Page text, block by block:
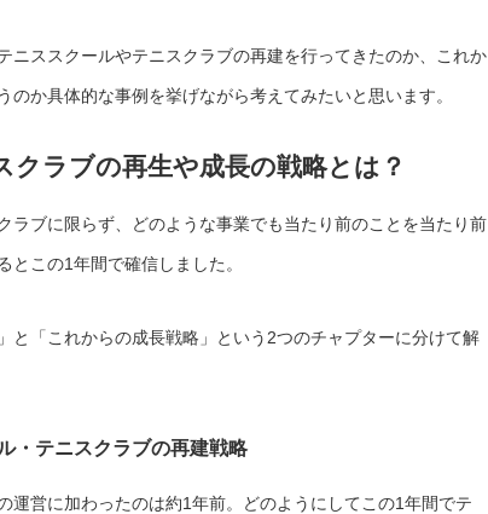
ニススクールやテニスクラブの再建を行ってきたのか、これか
のか具体的な事例を挙げながら考えてみたいと思います。
クラブの再生や成長の戦略とは？
ラブに限らず、どのような事業でも当たり前のことを当たり前
とこの1年間で確信しました。
と「これからの成長戦略」という2つのチャプターに分けて解
・テニスクラブの再建戦略
運営に加わったのは約1年前。どのようにしてこの1年間でテ